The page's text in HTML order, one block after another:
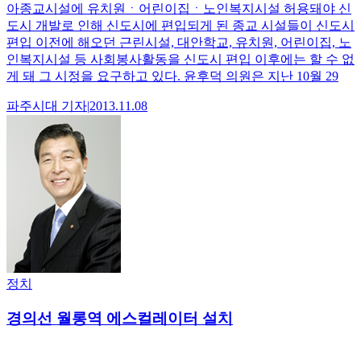
아종교시설에 유치원ㆍ어린이집ㆍ노인복지시설 허용돼야 신
도시 개발로 인해 신도시에 편입되게 된 종교 시설들이 신도시
편입 이전에 해오던 근린시설, 대안학교, 유치원, 어린이집, 노
인복지시설 등 사회봉사활동을 신도시 편입 이후에는 할 수 없
게 돼 그 시정을 요구하고 있다. 윤후덕 의원은 지난 10월 29
파주시대 기자|2013.11.08
정치
경의선 월롱역 에스컬레이터 설치